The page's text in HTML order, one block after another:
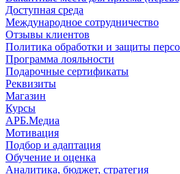
Доступная среда
Международное сотрудничество
Отзывы клиентов
Политика обработки и защиты
Программа лояльности
Подарочные сертификаты
Реквизиты
Магазин
Курсы
АРБ.Медиа
Мотивация
Подбор и адаптация
Обучение и оценка
Аналитика, бюджет, стратегия